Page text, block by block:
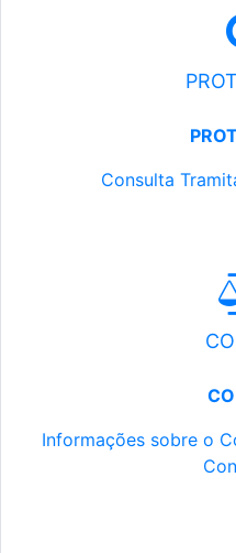
Consulta
Informações sobre o